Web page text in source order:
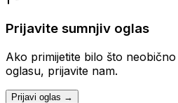
Prijavite sumnjiv oglas
Ako primijetite bilo što
oglasu, prijavite nam.
Prijavi oglas →